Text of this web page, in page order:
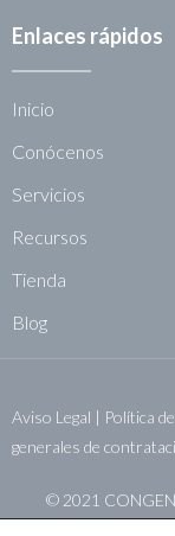
Enlaces rápidos
Inicio
Conócenos
Servicios
Recursos
Tienda
Blog
Aviso Legal | Política
generales de
© 2021